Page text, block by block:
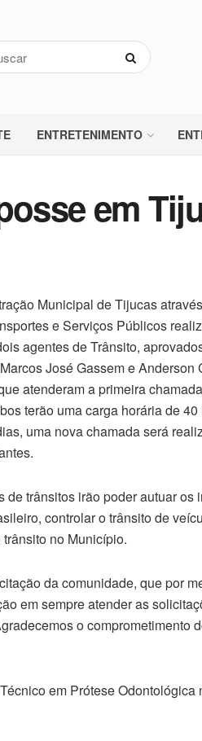
ENTRETENIMENTO
em
Municipal de Tijucas
e Serviços Públicos
agentes de Trânsito,
José Gassem e Anderson
atenderam a primeira
terão uma carga horária de
uma nova chamada será
de trânsitos irão poder autuar os
controlar o trânsito de
no Município.
da comunidade, que por
em sempre atender as
o comprometimento
em Prótese Odontológica